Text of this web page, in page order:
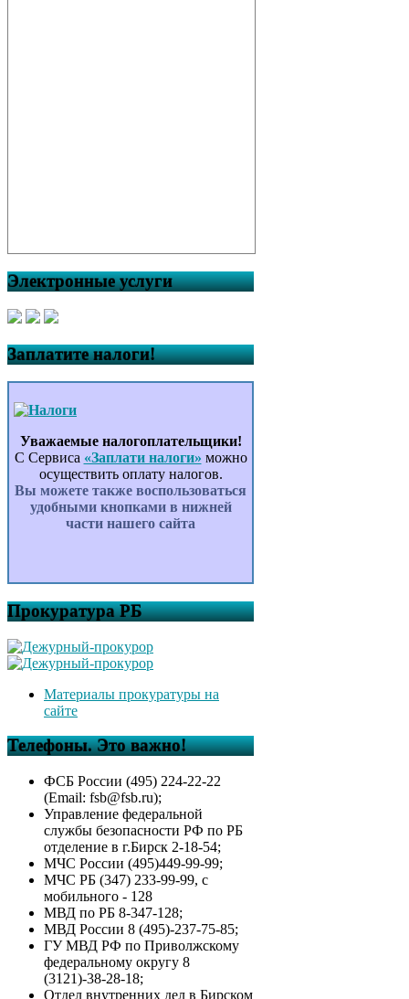
Электронные услуги
Заплатите налоги!
Уважаемые налогоплательщики!
С Сервиса «Заплати налоги» можно
осуществить оплату налогов.
Вы можете также воспользоваться
удобными кнопками в нижней
части нашего сайта
Прокуратура РБ
Материалы прокуратуры на
сайте
Телефоны. Это важно!
ФСБ России (495) 224-22-22
(Email: fsb@fsb.ru);
Управление федеральной
службы безопасности РФ по РБ
отделение в г.Бирск 2-18-54;
МЧС России (495)449-99-99;
МЧС РБ (347) 233-99-99, с
мобильного - 128
МВД по РБ 8-347-128;
МВД России 8 (495)-237-75-85;
ГУ МВД РФ по Приволжскому
федеральному округу 8
(3121)-38-28-18;
Отдел внутренних дел в Бирском